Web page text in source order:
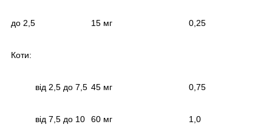
до 2,5 15 мг 0,25
Коти:
від 2,5 до 7,5 45 мг 0,75
від 7,5 до 10 60 мг 1,0